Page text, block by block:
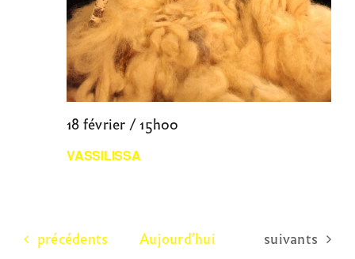
VASSILISSA
18 février / 15h00
Évènements
précédents Aujourd’hui Évènements
suivants